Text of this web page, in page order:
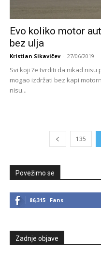
Evo koliko motor
bez ulja
Kristian Sikavičev - 27/06/2019
Svi koji ?e tvrditi da nikad
mogao izdržati bez kapi
nisu...
135
Povežimo se
86,315 Fans
Zadnje objave